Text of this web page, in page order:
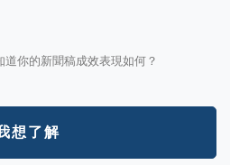
你的新聞稿成效表現如何？
想了解